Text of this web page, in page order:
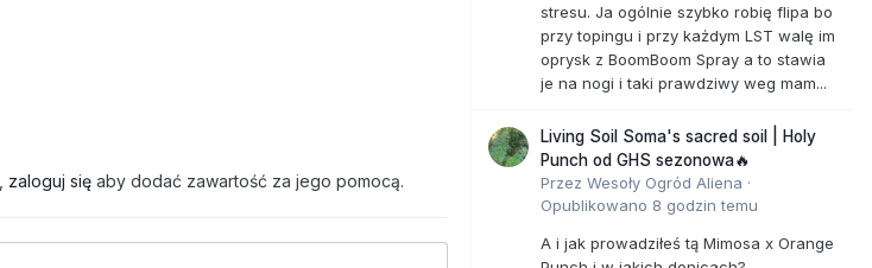
zaloguj się aby dodać zawartość za jego pomocą.
stresu. Ja ogólnie szybko robię flipa bo
przy topingu i przy każdym LST walę im
oprysk z BoomBoom Spray a to stawia
je na nogi i taki prawdziwy weg mam...
Living Soil Soma's sacred soil | Holy
Punch od GHS sezonowa🔥
Przez Wesoły Ogród Aliena ·
Opublikowano 8 godzin temu
A i jak prowadziłeś tą Mimosa x Orange